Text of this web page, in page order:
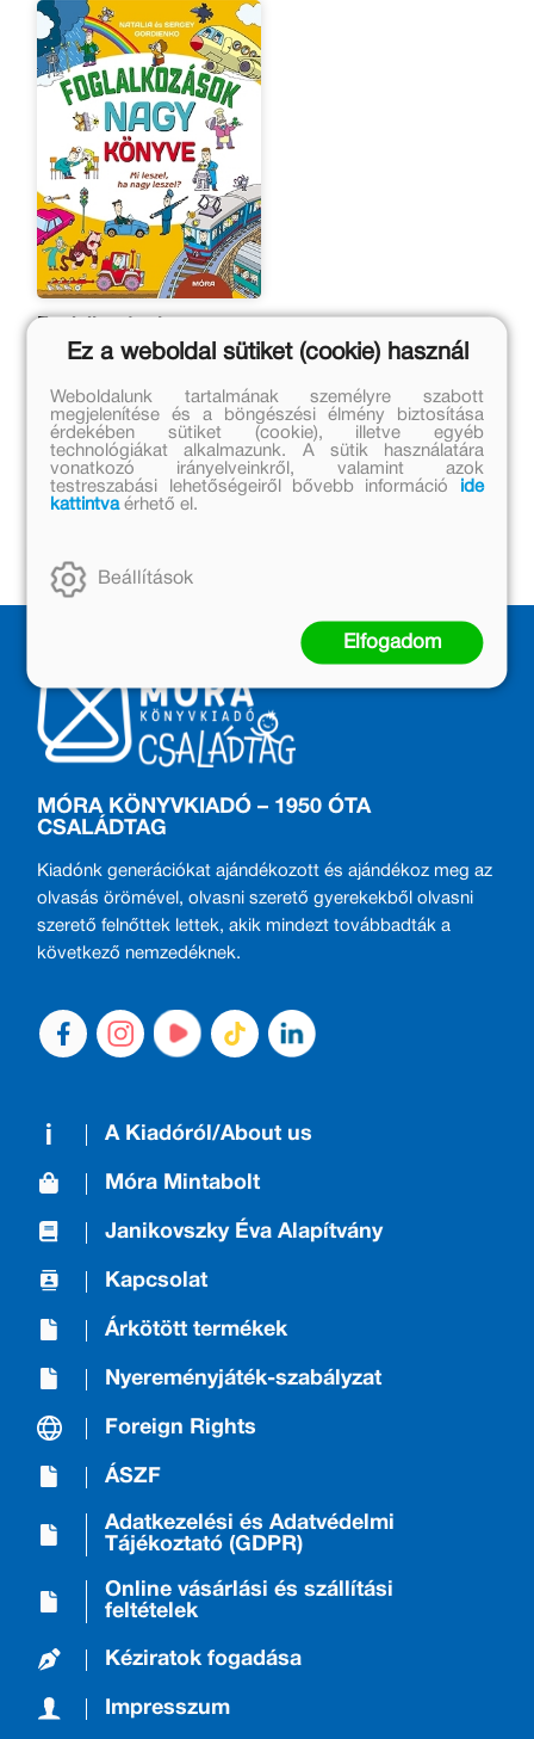
könyve
Gordienko
Eredeti ár:
3 999 Ft
Kedvezményes ár:
1 500 Ft
MÓRA KÖNYVKIADÓ – 1950 ÓTA
CSALÁDTAG
Kiadónk generációkat ajándékozott és ajándékoz meg az
olvasás örömével, olvasni szerető gyerekekből olvasni
szerető felnőttek lettek, akik mindezt továbbadták a
következő nemzedéknek.
A Kiadóról/About us
Móra Mintabolt
Janikovszky Éva Alapítvány
Kapcsolat
Árkötött termékek
Nyereményjáték-szabályzat
Foreign Rights
ÁSZF
Adatkezelési és Adatvédelmi
Tájékoztató (GDPR)
Online vásárlási és szállítási
feltételek
Kéziratok fogadása
Impresszum
Ez a weboldal sütiket (cookie) használ
Weboldalunk tartalmának személyre szabott
megjelenítése és a böngészési élmény biztosítása
érdekében sütiket (cookie), illetve egyéb
technológiákat alkalmazunk. A sütik használatára
vonatkozó irányelveinkről, valamint azok
testreszabási lehetőségeiről bővebb információ
ide
kattintvaérhető el.
Beállítások
Elfogadom